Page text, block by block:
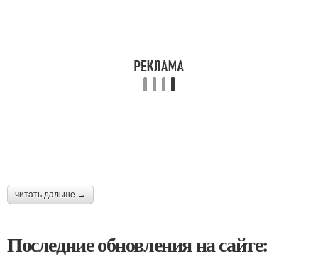
читать дальше →
Последние обновления на сайте: